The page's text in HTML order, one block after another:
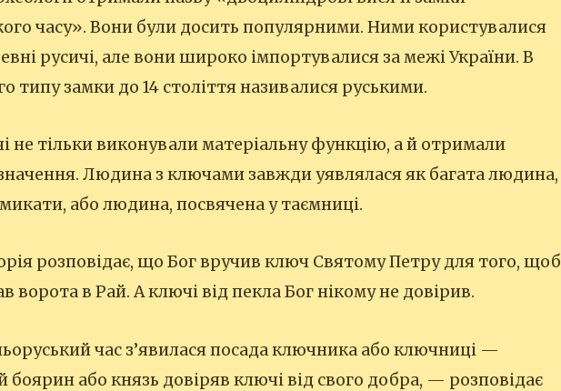
часу». Вони були досить популярними. Ними користувалися
русичі, але вони широко імпортувалися за межі України. В
типу замки до 14 століття називалися руськими.
не тільки виконували матеріальну функцію, а й отримали
Людина з ключами завжди уявлялася як багата людина,
або людина, посвячена у таємниці.
розповідає, що Бог вручив ключ Святому Петру для того, щоб
ворота в Рай. А ключі від пекла Бог нікому не довірив.
час з’явилася поcада ключника або ключниці —
боярин або князь довіряв ключі від свого добра, — розповідає